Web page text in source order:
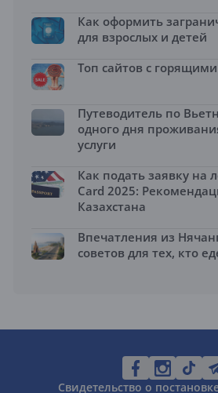
Как оформить
для взрослых и детей
Топ сайтов с
Путеводитель по
одного дня
услуги
Как подать заявку на
Card 2025:
Казахстана
Впечатления из
советов для тех, кто
Свидетельство о